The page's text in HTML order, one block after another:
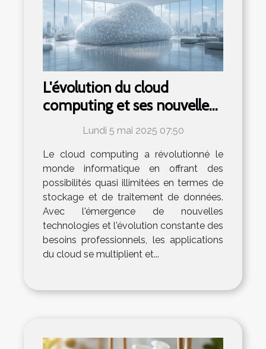
L'évolution du cloud
computing et ses nouvelles
applications dans le secteur
professionnel
Lundi 5 mai 2025 07:50
Le cloud computing a révolutionné le
monde informatique en offrant des
possibilités quasi illimitées en termes de
stockage et de traitement de données.
Avec l'émergence de nouvelles
technologies et l'évolution constante des
besoins professionnels, les applications
du cloud se multiplient et...